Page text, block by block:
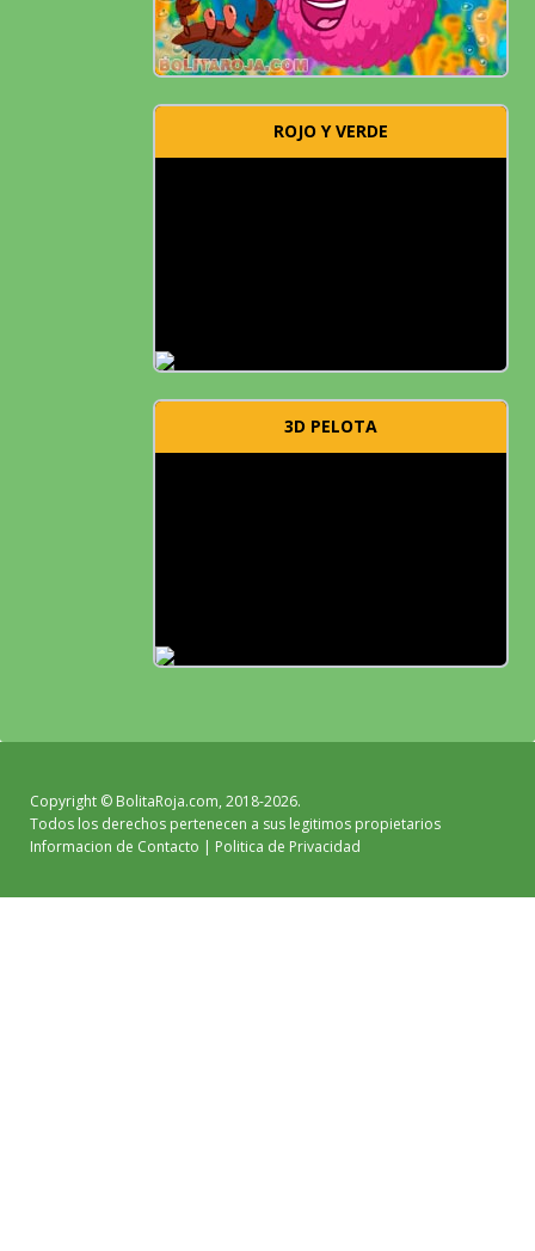
ROJO Y VERDE
3D PELOTA
Copyright © BolitaRoja.com, 2018-2026.
Todos los derechos pertenecen a sus legitimos propietarios
Informacion de Contacto | Politica de Privacidad